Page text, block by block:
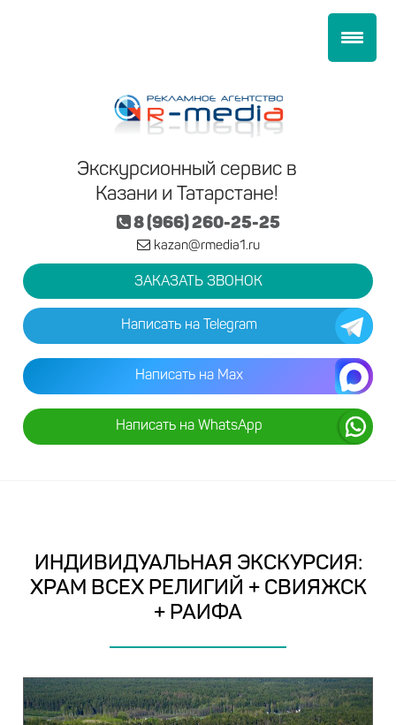
Экскурсионный сервис в
Казани и Татарстане!
8 (966) 260-25-25
kazan@rmedia1.ru
ЗАКАЗАТЬ ЗВОНОК
Написать на Telegram
Написать на Max
Написать на WhatsApp
ИНДИВИДУАЛЬНАЯ ЭКСКУРСИЯ:
ХРАМ ВСЕХ РЕЛИГИЙ + СВИЯЖСК
+ РАИФА